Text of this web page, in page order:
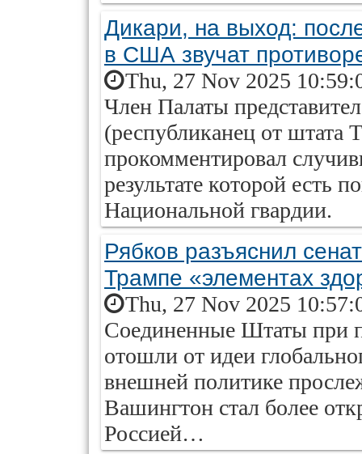
Дикари, на выход:
в США звучат
Thu, 27 Nov 2025
Член Палаты
(республиканец от
прокомментировал
результате которой есть
Национальной гвардии.
Рябков разъяснил
Трампе «элементах
Thu, 27 Nov 2025
Соединенные Штаты при
отошли от идеи
внешней политике
Вашингтон стал более
Россией…